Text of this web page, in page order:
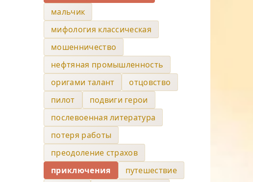
мальчик
мифология классическая
мошенничество
нефтяная промышленность
оригами талант
отцовство
пилот
подвиги герои
послевоенная литература
потеря работы
преодоление страхов
приключения
путешествие